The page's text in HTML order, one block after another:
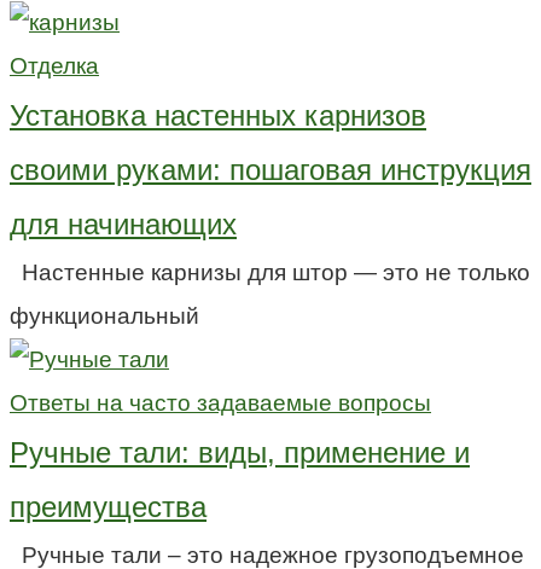
Отделка
Установка настенных карнизов
своими руками: пошаговая инструкция
для начинающих
Настенные карнизы для штор — это не только
функциональный
Ответы на часто задаваемые вопросы
Ручные тали: виды, применение и
преимущества
Ручные тали – это надежное грузоподъемное